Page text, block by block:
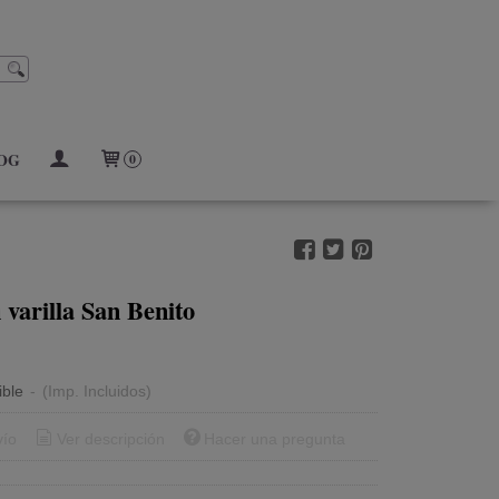
0
Incienso en varilla San Benito
- (Imp. Incluidos)